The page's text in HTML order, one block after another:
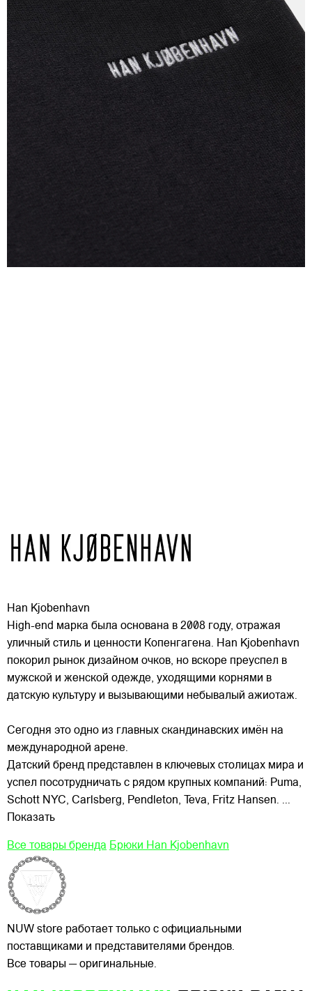
Han Kjobenhavn
High-end марка была основана в 2008 году, отражая
уличный стиль и ценности Копенгагена. Han Kjobenhavn
покорил рынок дизайном очков, но вскоре преуспел в
мужской и женской одежде, уходящими корнями в
датскую культуру и вызывающими небывалый ажиотаж.
Сегодня это одно из главных скандинавских имён на
международной арене.
Датский бренд представлен в ключевых столицах мира и
успел посотрудничать с рядом крупных компаний: Puma,
Schott NYC, Carlsberg, Pendleton, Teva, Fritz Hansen. ...
Показать
Все товары бренда Брюки Han Kjobenhavn
NUW store работает только с официальными
поставщиками и представителями брендов.
Все товары — оригинальные.